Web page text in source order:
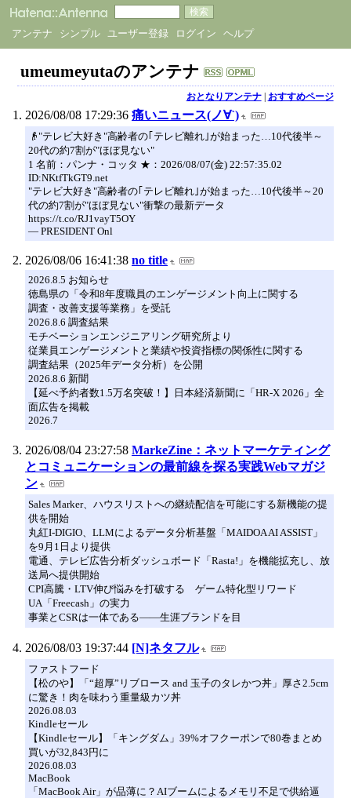
アンテナ シンプル ユーザー登録 ログイン ヘルプ
umeumeyutaのアンテナ
おとなりアンテナ| おすすめページ
2026/08/08 17:29:36 痛いニュース(ノ∀`)
👴"テレビ大好き"高齢者の｢テレビ離れ｣が始まった…10代後半～
20代の約7割が"ほぼ見ない"
1 名前：パンナ・コッタ ★：2026/08/07(金) 22:57:35.02
ID:NKtfTkGT9.net
"テレビ大好き"高齢者の｢テレビ離れ｣が始まった…10代後半～20
代の約7割が"ほぼ見ない"衝撃の最新データ
https://t.co/RJ1vayT5OY
— PRESIDENT Onl
2026/08/06 16:41:38 no title
2026.8.5 お知らせ
徳島県の「令和8年度職員のエンゲージメント向上に関する
調査・改善支援等業務」を受託
2026.8.6 調査結果
モチベーションエンジニアリング研究所より
従業員エンゲージメントと業績や投資指標の関係性に関する
調査結果（2025年データ分析）を公開
2026.8.6 新聞
【延べ予約者数1.5万名突破！】日本経済新聞に「HR-X 2026」全
面広告を掲載
2026.7
2026/08/04 23:27:58 MarkeZine：ネットマーケティング
とコミュニケーションの最前線を探る実践Webマガジ
ン
Sales Marker、ハウスリストへの継続配信を可能にする新機能の提
供を開始
丸紅I-DIGIO、LLMによるデータ分析基盤「MAIDOA AI ASSIST」
を9月1日より提供
電通、テレビ広告分析ダッシュボード「Rasta!」を機能拡充し、放
送局へ提供開始
CPI高騰・LTV伸び悩みを打破する ゲーム特化型リワード
UA「Freecash」の実力
事業とCSRは一体である――生涯ブランドを目
2026/08/03 19:37:44 [N]ネタフル
ファストフード
【松のや】「“超厚”リブロース and 玉子のタレかつ丼」厚さ2.5cm
に驚き！肉を味わう重量級カツ丼
2026.08.03
Kindleセール
【Kindleセール】「キングダム」39%オフクーポンで80巻まとめ
買いが32,843円に
2026.08.03
MacBook
「MacBook Air」が品薄に？AIブームによるメモリ不足で供給逼